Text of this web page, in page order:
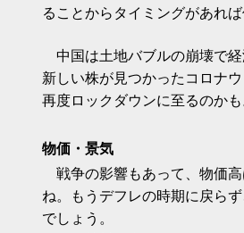
ることからタイミングがあれば
中国は土地バブルの崩壊で
新しい株が見つかったコロナウ
再度ロックダウンに至るのかも
物価・景気
戦争の影響もあって、物価
ね。もうデフレの時期に戻ら
でしょう。